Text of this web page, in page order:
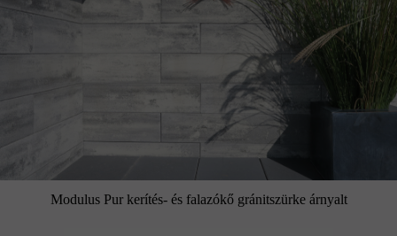
Modulus Pur kerítés- és falazókő gránitszürke árnyalt